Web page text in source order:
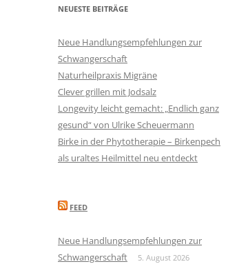
NEUESTE BEITRÄGE
Neue Handlungsempfehlungen zur
Schwangerschaft
Naturheilpraxis Migräne
Clever grillen mit Jodsalz
Longevity leicht gemacht: „Endlich ganz
gesund“ von Ulrike Scheuermann
Birke in der Phytotherapie – Birkenpech
als uraltes Heilmittel neu entdeckt
FEED
Neue Handlungsempfehlungen zur
Schwangerschaft
5. August 2026